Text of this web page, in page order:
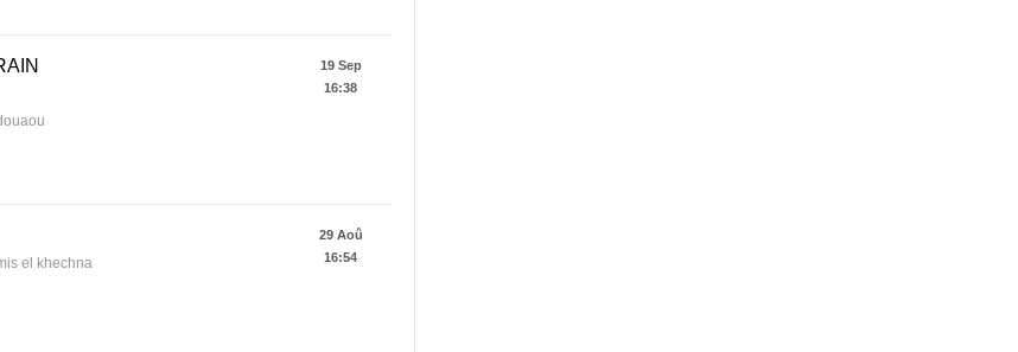
19 Sep
16:38
el khechna
29 Aoû
16:54